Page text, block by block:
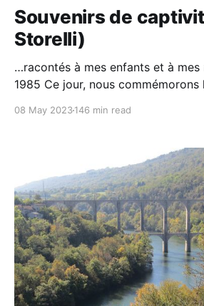
Souvenirs de
Storelli)
…racontés à mes enfants et à mes
1985 Ce jour, nous commémorons la capitulation de
dont c'est le 78e anniversaire. Je
08 May 2023146 min read